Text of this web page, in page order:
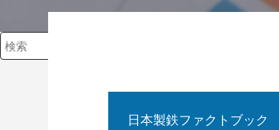
検索キーワード入力
日本製鉄ファクトブック